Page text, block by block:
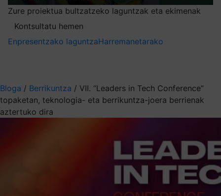
Zure proiektua bultzatzeko laguntzak eta ekimenak
Kontsultatu hemen
Enpresentzako laguntzaHarremanetarako
Bloga / Berrikuntza / VII. “Leaders in Tech Conference”
topaketan, teknologia- eta berrikuntza-joera berrienak
aztertuko dira